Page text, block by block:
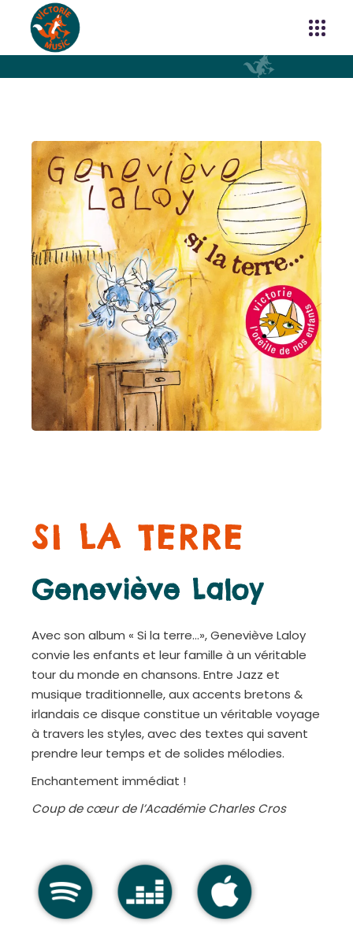
SI LA TERRE
Geneviève Laloy
Avec son album « Si la terre…», Geneviève Laloy
convie les enfants et leur famille à un véritable
tour du monde en chansons. Entre Jazz et
musique traditionnelle, aux accents bretons &
irlandais ce disque constitue un véritable voyage
à travers les styles, avec des textes qui savent
prendre leur temps et de solides mélodies.
Enchantement immédiat !
Coup de cœur de l’Académie Charles Cros